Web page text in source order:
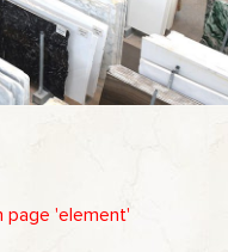
page 'element'